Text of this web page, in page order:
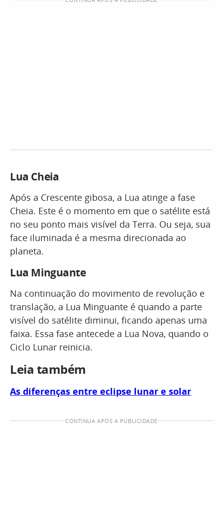
Lua Cheia
Após a Crescente gibosa, a Lua atinge a fase
Cheia. Este é o momento em que o satélite está
no seu ponto mais visível da Terra. Ou seja, sua
face iluminada é a mesma direcionada ao
planeta.
Lua Minguante
Na continuação do movimento de revolução e
translação, a Lua Minguante é quando a parte
visível do satélite diminui, ficando apenas uma
faixa. Essa fase antecede a Lua Nova, quando o
Ciclo Lunar reinicia.
Leia também
As diferenças entre eclipse lunar e solar
CONTINUA APÓS A PUBLICIDADE